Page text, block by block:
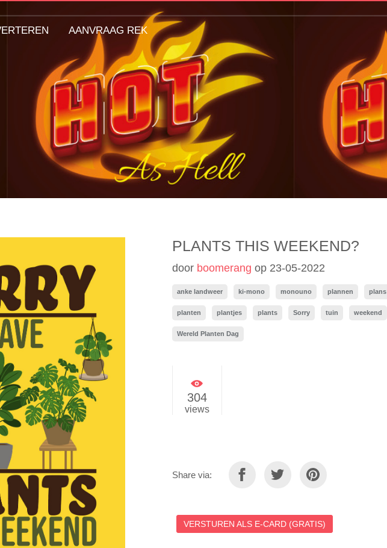
PLANTS THIS WEEKEND?
door boomerang op 23-05-2022
anke landweer ki-mono monouno plannen plans
planten plantjes plants Sorry tuin weekend
Wereld Planten Dag
304
views
Share via:
VERSTUREN ALS E-CARD (GRATIS)
AANVRAAG REK